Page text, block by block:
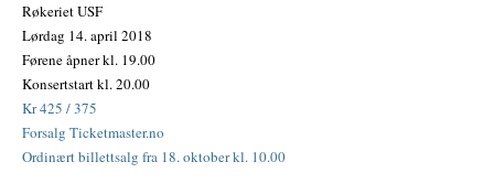
Røkeriet USF
Lørdag 14. april 2018
Førene åpner kl. 19.00
Konsertstart kl. 20.00
Kr 425 / 375
Forsalg Ticketmaster.no
Ordinært billettsalg fra 18. oktober kl. 10.00